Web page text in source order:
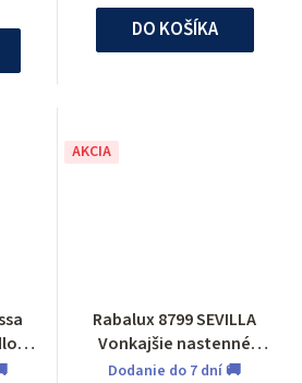
DO KOŠÍKA
AKCIA
Rabalux 8799 SEVILLA
Vonkajšie nastenné
svietidlo
Dodanie do 7 dní 🚚